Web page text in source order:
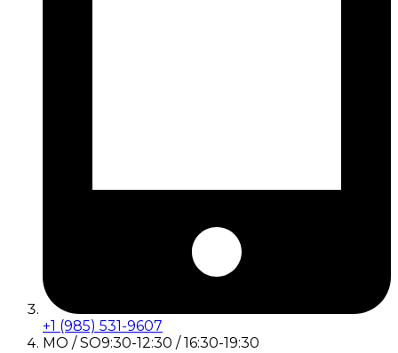
+1 (985) 531-9607
MO / SO9:30-12:30 / 16:30-19:30